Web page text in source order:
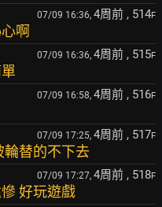
07/09 16:36, 4周前 , 514F
啊
07/09 16:36, 4周前 , 515F
07/09 16:58, 4周前 , 516F
07/09 17:25, 4周前 , 517F
輪替的不下去
07/09 17:27, 4周前 , 518F
好玩遊戲